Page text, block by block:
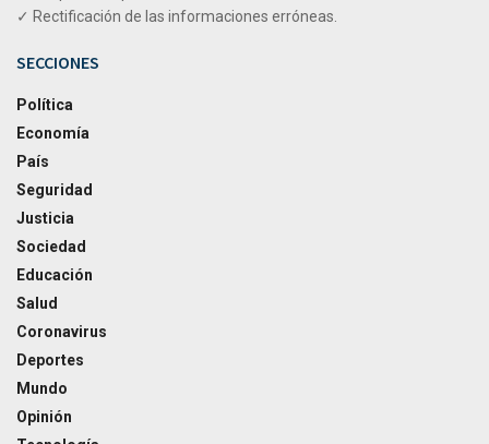
✓ Rectificación de las informaciones erróneas.
SECCIONES
Política
Economía
País
Seguridad
Justicia
Sociedad
Educación
Salud
Coronavirus
Deportes
Mundo
Opinión